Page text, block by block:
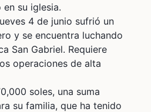
su iglesia.
4 de junio sufrió un
y se encuentra luchando
San Gabriel. Requiere
operaciones de alta
soles, una suma
su familia, que ha tenido